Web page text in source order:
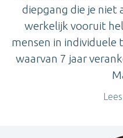
diepgang die je niet
werkelijk vooruit
mensen in individuele
waarvan 7 jaar